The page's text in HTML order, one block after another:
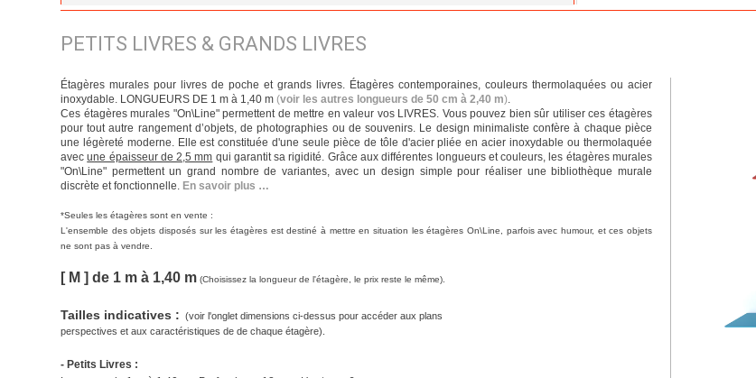
PETITS LIVRES & GRANDS LIVRES
Étagères murales pour livres de poche et grands livres. Étagères contemporaines, couleurs thermolaquées ou acier
inoxydable. LONGUEURS DE 1 m à 1,40 m (voir les autres longueurs de 50 cm à 2,40 m).
Ces étagères murales "On\Line" permettent de mettre en valeur vos LIVRES. Vous pouvez bien sûr utiliser ces étagères
pour tout autre rangement d’objets, de photographies ou de souvenirs. Le design minimaliste confère à chaque pièce
une légèreté moderne. Elle est constituée d'une seule pièce de tôle d'acier pliée en acier inoxydable ou thermolaquée
avecune épaisseur de 2,5 mm qui garantit sa rigidité. Grâce aux différentes longueurs et couleurs, les étagères murales
"On\Line" permettent un grand nombre de variantes, avec un design simple pour réaliser une bibliothèque murale
discrète et fonctionnelle. En savoir plus …
*Seules les étagères sont en vente :
L'ensemble des objets disposés sur les étagères est destiné à mettre en situation les étagères On\Line, parfois avec humour, et ces objets
ne sont pas à vendre.
[ M ] de 1 m à 1,40 m (Choisissez la longueur de l'étagère, le prix reste le même).
Tailles indicatives : (voir l'onglet dimensions ci-dessus pour accéder aux plans
perspectives et aux caractéristiques de de chaque étagère).
- Petits Livres :